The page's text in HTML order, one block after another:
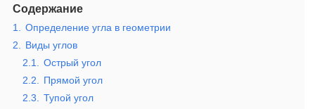
Содержание
1.
Определение угла в геометрии
2.
Виды углов
2.1.
Острый угол
2.2.
Прямой угол
2.3.
Тупой угол